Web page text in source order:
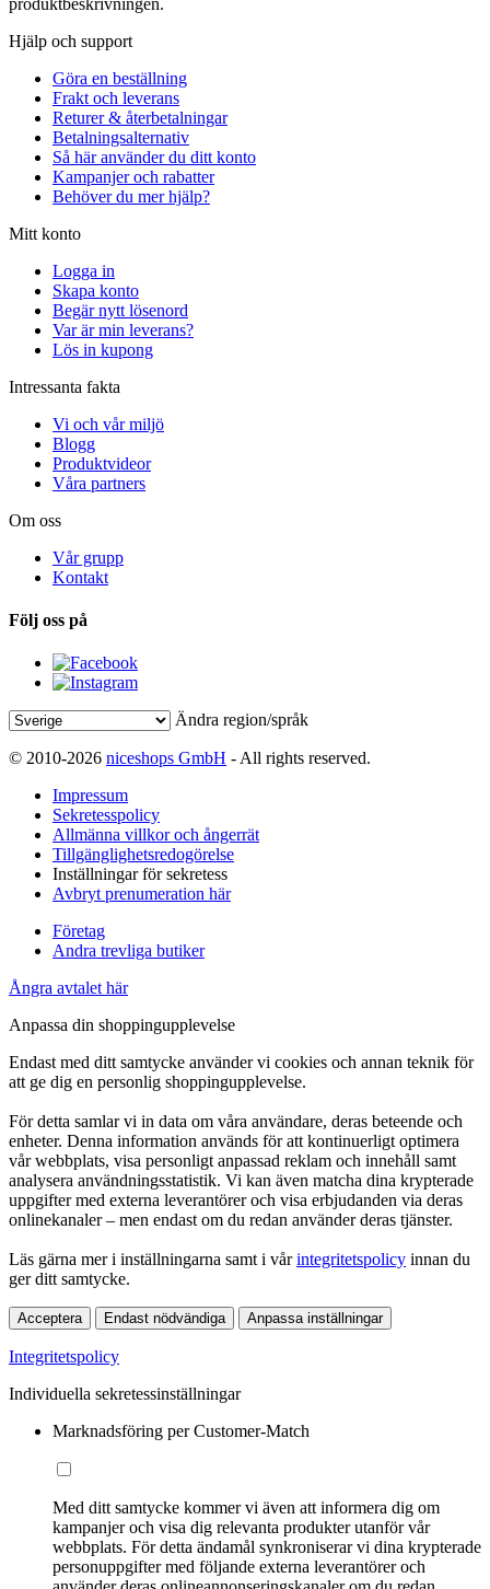
Hjälp och support
Göra en beställning
Frakt och leverans
Returer & återbetalningar
Betalningsalternativ
Så här använder du ditt konto
Kampanjer och rabatter
Behöver du mer hjälp?
Mitt konto
Logga in
Skapa konto
Begär nytt lösenord
Var är min leverans?
Lös in kupong
Intressanta fakta
Vi och vår miljö
Blogg
Produktvideor
Våra partners
Om oss
Vår grupp
Kontakt
Följ oss på
Ändra region/språk
© 2010-2026 niceshops GmbH - All rights reserved.
Impressum
Sekretesspolicy
Allmänna villkor och ångerrät
Tillgänglighetsredogörelse
Inställningar för sekretess
Avbryt prenumeration här
Företag
Andra trevliga butiker
Ångra avtalet här
Anpassa din shoppingupplevelse
Endast med ditt samtycke använder vi cookies och annan teknik för
att ge dig en personlig shoppingupplevelse.
För detta samlar vi in data om våra användare, deras beteende och
enheter. Denna information används för att kontinuerligt optimera
vår webbplats, visa personligt anpassad reklam och innehåll samt
analysera användningsstatistik. Vi kan även matcha dina krypterade
uppgifter med externa leverantörer och visa erbjudanden via deras
onlinekanaler – men endast om du redan använder deras tjänster.
Läs gärna mer i inställningarna samt i vårintegritetspolicy innan du
ger ditt samtycke.
Acceptera Endast nödvändiga Anpassa inställningar
Integritetspolicy
Individuella sekretessinställningar
Marknadsföring per Customer-Match
Med ditt samtycke kommer vi även att informera dig om
kampanjer och visa dig relevanta produkter utanför vår
webbplats. För detta ändamål synkroniserar vi dina krypterade
personuppgifter med följande externa leverantörer och